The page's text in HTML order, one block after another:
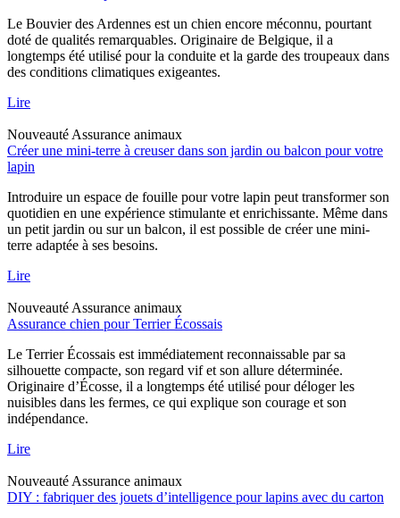
Le Bouvier des Ardennes est un chien encore méconnu, pourtant
doté de qualités remarquables. Originaire de Belgique, il a
longtemps été utilisé pour la conduite et la garde des troupeaux dans
des conditions climatiques exigeantes.
Lire
Nouveauté Assurance animaux
Créer une mini-terre à creuser dans son jardin ou balcon pour votre
lapin
Introduire un espace de fouille pour votre lapin peut transformer son
quotidien en une expérience stimulante et enrichissante. Même dans
un petit jardin ou sur un balcon, il est possible de créer une mini-
terre adaptée à ses besoins.
Lire
Nouveauté Assurance animaux
Assurance chien pour Terrier Écossais
Le Terrier Écossais est immédiatement reconnaissable par sa
silhouette compacte, son regard vif et son allure déterminée.
Originaire d’Écosse, il a longtemps été utilisé pour déloger les
nuisibles dans les fermes, ce qui explique son courage et son
indépendance.
Lire
Nouveauté Assurance animaux
DIY : fabriquer des jouets d’intelligence pour lapins avec du carton